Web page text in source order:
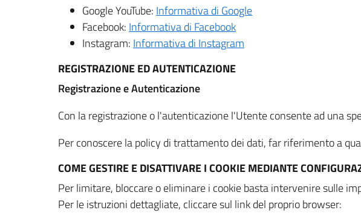
Google YouTube: Informativa di Google
Facebook: Informativa di Facebook
Instagram: Informativa di Instagram
REGISTRAZIONE ED AUTENTICAZIONE
Registrazione e Autenticazione
Con la registrazione o l'autenticazione l'Utente consente ad una
Per conoscere la policy di trattamento dei dati, far riferimento a
COME GESTIRE E DISATTIVARE I COOKIE MEDIANTE
Per limitare, bloccare o eliminare i cookie basta intervenire sulle
Per le istruzioni dettagliate, cliccare sul link del proprio browser: